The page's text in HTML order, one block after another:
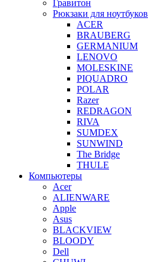
Гравитон
Рюкзаки для ноутбуков
ACER
BRAUBERG
GERMANIUM
LENOVO
MOLESKINE
PIQUADRO
POLAR
Razer
REDRAGON
RIVA
SUMDEX
SUNWIND
The Bridge
THULE
Компьютеры
Acer
ALIENWARE
Apple
Asus
BLACKVIEW
BLOODY
Dell